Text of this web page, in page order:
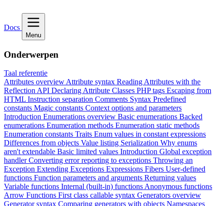
Docs
Menu
Onderwerpen
Taal referentie
Attributes overviewAttribute syntax Reading Attributes with the
Reflection API Declaring Attribute Classes PHP tags Escaping from
HTML Instruction separation Comments Syntax Predefined
constants Magic constants Context options and parameters
Introduction Enumerations overview Basic enumerations Backed
enumerations Enumeration methods Enumeration static methods
Enumeration constants Traits Enum values in constant expressions
Differences from objects Value listing Serialization Why enums
aren't extendable Basic limited values Introduction Global exception
handlerConverting error reporting to exceptions Throwing an
Exception Extending Exceptions Expressions Fibers User-defined
functions Function parameters and arguments Returning values
Variable functions Internal (built-in) functionsAnonymous functions
Arrow Functions First class callable syntax Generators overview
Generator syntax Comparing generators with objects Namespaces